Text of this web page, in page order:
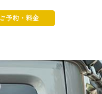
ご予約・料金